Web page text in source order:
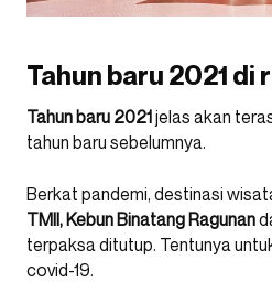
Tahun baru 2021 di
Tahun baru 2021jelas akan
tahun baru sebelumnya.
Berkat pandemi, destinasi
TMII,Kebun Binatang Ragunan
terpaksa ditutup. Tentunya
covid-19.